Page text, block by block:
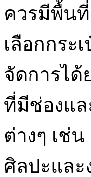
ควรมีพื้นที่
เลือกกระ
จัดการได้
ที่มีช่องแล
ต่างๆ เช่
ศิลปะแล